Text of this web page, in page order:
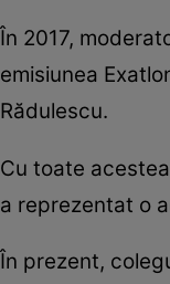
În 2017,
emisiunea
Rădulescu.
Cu toate
a reprezentat o
În prezent,